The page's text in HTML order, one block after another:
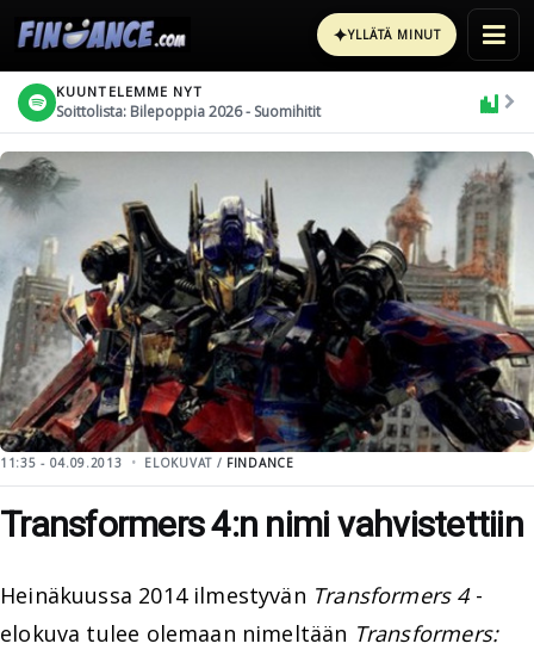
✦YLLÄTÄ MINUT
KUUNTELEMME NYT
Soittolista: Bilepoppia 2026 - Suomihitit
11:35 - 04.09.2013 ELOKUVAT / FINDANCE
Transformers 4:n nimi vahvistettiin
Heinäkuussa 2014 ilmestyvän Transformers 4-
elokuva tulee olemaan nimeltään Transformers: